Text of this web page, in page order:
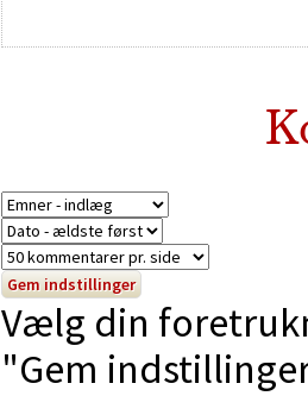
Vælg din
"Gem